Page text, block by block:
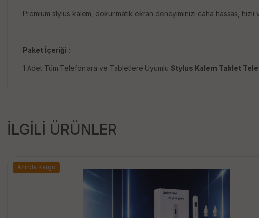
Premium stylus kalem, dokunmatik ekran deneyiminizi daha hassas,
Paket İçeriği :
1 Adet Tüm Telefonlara ve Tabletlere Uyumlu Stylus Kalem Tablet
İLGİLİ ÜRÜNLER
Anında Kargo